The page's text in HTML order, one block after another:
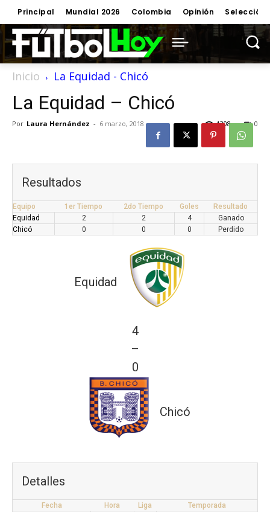
Principal Mundial 2026 Colombia Opinión Selección
Inicio La Equidad - Chicó
La Equidad – Chicó
Por Laura Hernández - 6 marzo, 2018 0
1308
Resultados
Equipo 1er Tiempo 2do Tiempo Goles
Resultado
Equidad
2 2 4
Ganado
Chicó
0 0 0 Perdido
Equidad
4
—
0
Chicó
Detalles
Fecha Hora Liga
Temporada